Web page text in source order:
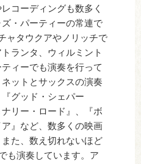
コーディングも数多く
・パーティーの常連で
ャタウクアやノリッチで
ランタ、ウィルミント
ィーでも演奏を行って
ットとサックスの演奏
グッド・シェパー
リー・ロード』、『ボ
』など、数多くの映画
た、数え切れないほど
も演奏しています。ア